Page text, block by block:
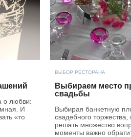
о любви:
И
«то
ВЫБОР РЕСТОРАНА
Выбираем место
свадьбы
Выбирая банкетную
свадебного торжества,
решать множество
моменты важно